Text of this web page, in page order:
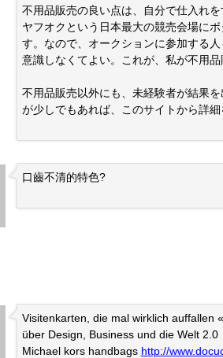
不用品販売の良い点は、自分で仕入れ
ヤフオクという日本最大の競売会場に
す。なので、オークションに参加する
意識しなくてよい。これが、私が不用
不用品販売以外にも、未経験者が結果
が少しでもあれば、このサイトから詳細
口齒不清的特色?
Visitenkarten, die mal wirklich auffallen
über Design, Business und die Welt 2.0
Michael kors handbags http://